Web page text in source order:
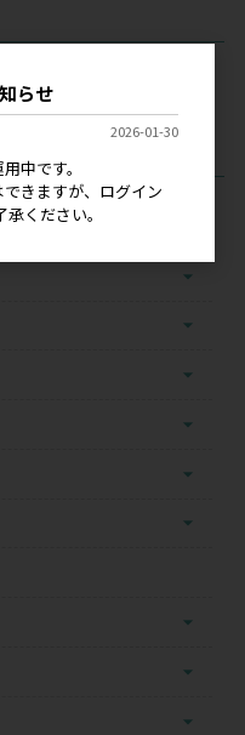
らせ
2026-01-30
中です。
きますが、ログイン
ください。